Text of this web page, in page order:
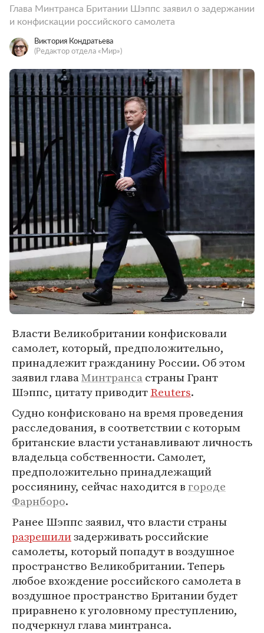
Глава Минтранса Британии Шэппс заявил о задержании
и конфискации российского самолета
Виктория Кондратьева
(Редактор отдела «Мир»)
Власти Великобритании конфисковали
самолет, который, предположительно,
принадлежит гражданину России. Об этом
заявил главаМинтрансастраны Грант
Шэппс, цитату приводитReuters.
Судно конфисковано на время проведения
расследования, в соответствии с которым
британские власти устанавливают личность
владельца собственности. Самолет,
предположительно принадлежащий
россиянину, сейчас находится вгороде
Фарнборо.
Ранее Шэппс заявил, что власти страны
разрешилизадерживать российские
самолеты, который попадут в воздушное
пространство Великобритании. Теперь
любое вхождение российского самолета в
воздушное пространство Британии будет
приравнено к уголовному преступлению,
подчеркнул глава минтранса.